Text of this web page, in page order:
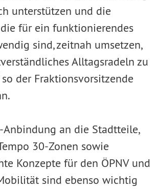
unterstützen und die
für ein funktionierendes
sind, zeitnah umsetzen,
Alltagsradeln zu
der Fraktionsvorsitzende
Anbindung an die Stadtteile,
30-Zonen sowie
Konzepte für den ÖPNV und
sind ebenso wichtig